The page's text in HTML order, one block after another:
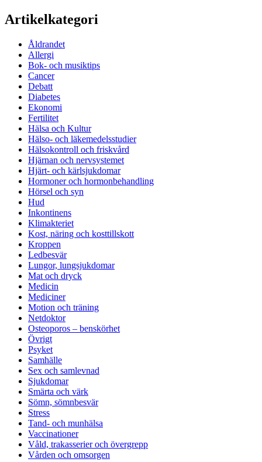
Artikelkategori
Åldrandet
Allergi
Bok- och musiktips
Cancer
Debatt
Diabetes
Ekonomi
Fertilitet
Hälsa och Kultur
Hälso- och läkemedelsstudier
Hälsokontroll och friskvård
Hjärnan och nervsystemet
Hjärt- och kärlsjukdomar
Hormoner och hormonbehandling
Hörsel och syn
Hud
Inkontinens
Klimakteriet
Kost, näring och kosttillskott
Kroppen
Ledbesvär
Lungor, lungsjukdomar
Mat och dryck
Medicin
Mediciner
Motion och träning
Netdoktor
Osteoporos – benskörhet
Övrigt
Psyket
Samhälle
Sex och samlevnad
Sjukdomar
Smärta och värk
Sömn, sömnbesvär
Stress
Tand- och munhälsa
Vaccinationer
Våld, trakasserier och övergrepp
Vården och omsorgen